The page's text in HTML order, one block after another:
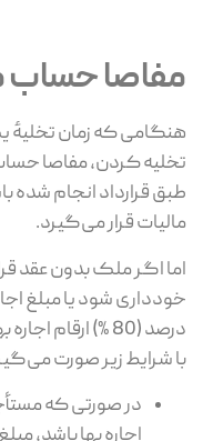
مفاصا حساب
هنگامی که زمان تخلیهٔ
تخلیه کردن، مفاصا
طبق قرارداد انجام شده
مالیات قرار می‌گیرد.
اما اگر ملک بدون عقد
درصد (80 %)
با شرایط زیر صورت
در صورتی که